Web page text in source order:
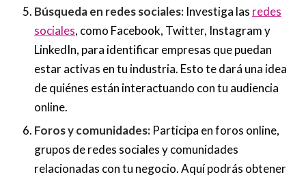
Búsqueda en redes sociales:Investiga las redes
sociales, como Facebook, Twitter, Instagram y
LinkedIn, para identificar empresas que puedan
estar activas en tu industria. Esto te dará una idea
de quiénes están interactuando con tu audiencia
online.
Foros y comunidades:Participa en foros online,
grupos de redes sociales y comunidades
relacionadas con tu negocio. Aquí podrás obtener